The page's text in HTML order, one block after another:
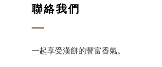
聯絡我們
一起享受漢餅的豐富香氣。